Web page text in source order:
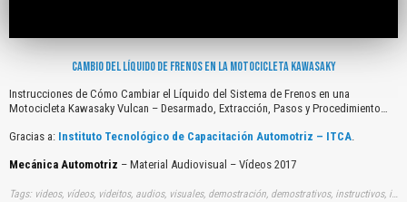
CAMBIO DEL LÍQUIDO DE FRENOS EN LA MOTOCICLETA KAWASAKY
Instrucciones de Cómo Cambiar el Líquido del Sistema de Frenos en una
Motocicleta Kawasaky Vulcan – Desarmado, Extracción, Pasos y Procedimiento…
Gracias a: Instituto Tecnológico de Capacitación Automotriz – ITCA.
Mecánica Automotriz – Material Audiovisual – Vídeos 2017
Tags: videos, vídeos, videitos, audios, visuales, demostración, demostrativos, instructivos, instrucción, audiovisuales, gratuito, gratis, instrucciones, comos, cambiar, liquidos, sistemas, frenos, motocicletas, kawasaky, vulcan, desarmados, extracciones, pasos, procedimientos, youtube